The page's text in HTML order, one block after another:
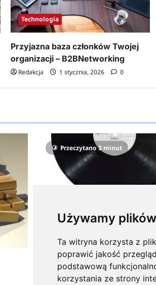
Używamy
Ta witryna korzysta z
poprawić jakość
podstawową
korzystania ze strony
Technologia
Przyjazna baza członków Twojej
organizacji – B2BNetworking
Redakcja 1 stycznia, 2026 0
Przeczytano 3 minut
Muzyka
Jak Wybrać Studio
Porad Dla Muzyka
KnowMore.pl 29 grudnia, 2025